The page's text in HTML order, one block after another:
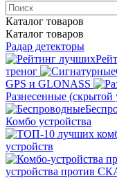
Каталог товаров
Каталог товаров
Радар детекторы
треног
GPS и GLONASS
Разнесенные (скрытой
Комбо устройства
устройств
устройства против